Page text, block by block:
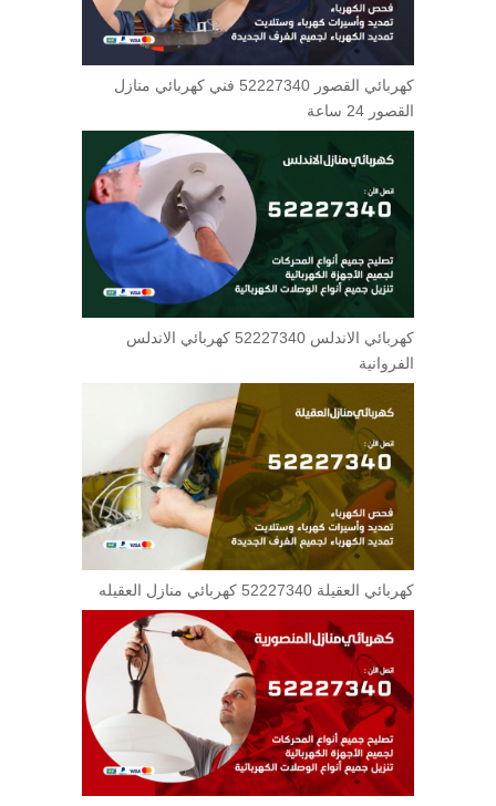
كهربائي القصور 52227340 فني كهربائي منازل
القصور 24 ساعة
كهربائي الاندلس 52227340 كهربائي الاندلس
الفروانية
كهربائي العقيلة 52227340 كهربائي منازل العقيله